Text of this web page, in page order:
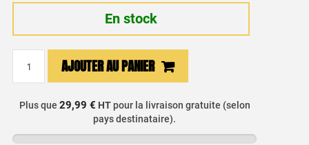
En stock
Concentré
Melon
AJOUTER AU PANIER
Plus que 29,99 € HTpour la livraison gratuite (selon
pays destinataire).